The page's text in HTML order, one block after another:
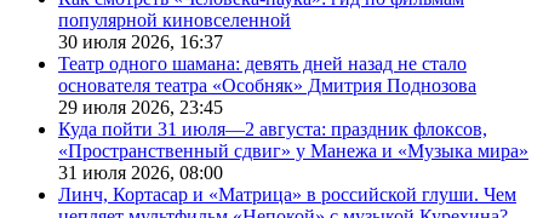
популярной киновселенной
30 июля 2026, 16:37
Театр одного шамана: девять дней назад не стало
основателя театра «Особняк» Дмитрия Поднозова
29 июля 2026, 23:45
Куда пойти 31 июля—2 августа: праздник флоксов,
«Пространственный сдвиг» у Манежа и «Музыка мира»
31 июля 2026, 08:00
Линч, Кортасар и «Матрица» в российской глуши. Чем